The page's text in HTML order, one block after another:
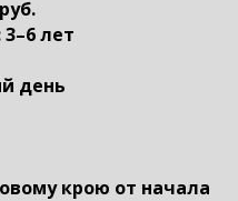
лет
день
крою от начала